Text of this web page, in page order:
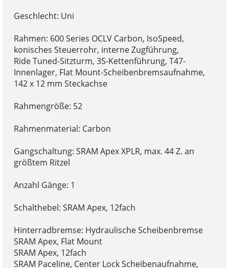
Geschlecht: Uni
Rahmen: 600 Series OCLV Carbon, IsoSpeed,
konisches Steuerrohr, interne Zugführung,
Ride Tuned-Sitzturm, 3S-Kettenführung, T47-
Innenlager, Flat Mount-Scheibenbremsaufnahme,
142 x 12 mm Steckachse
Rahmengröße: 52
Rahmenmaterial: Carbon
Gangschaltung: SRAM Apex XPLR, max. 44 Z. an
größtem Ritzel
Anzahl Gänge: 1
Schalthebel: SRAM Apex, 12fach
Hinterradbremse: Hydraulische Scheibenbremse
SRAM Apex, Flat Mount
SRAM Apex, 12fach
SRAM Paceline, Center Lock Scheibenaufnahme,